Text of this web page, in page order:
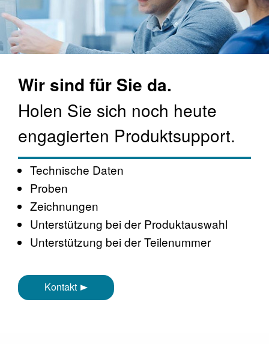
Wir sind für Sie da.
Holen Sie sich noch heute
engagierten Produktsupport.
Technische Daten
Proben
Zeichnungen
Unterstützung bei der Produktauswahl
Unterstützung bei der Teilenummer
Kontakt